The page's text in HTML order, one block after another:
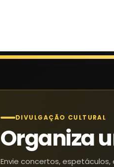
DIVULGAÇÃO CULTURAL
Organiza
Envie concertos,